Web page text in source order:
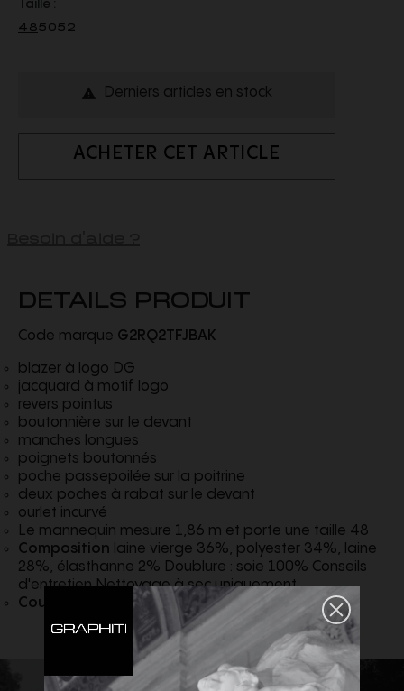
Taille :
485052
 Derniers articles en stock
ACHETER CET ARTICLE
DETAILS PRODUIT
Code marque G2RQ2TFJBAK
blazer à logo DG
jacquard à motif logo
revers pointus
boutonnière sur le devant
manches longues
poignets boutonnés
poche passepoilée sur la poitrine
deux poches à rabat sur le devant
ourlet incurvé
Le mannequin mesure 1,86 m et porte une taille 48
Composition laine vierge 36%, polyester 34%, laine
28%, élasthanne 2% Doublure : soie 100% Conseils
d'entretien Nettoyage à sec uniquement
Couleur